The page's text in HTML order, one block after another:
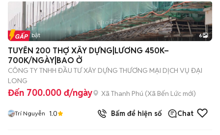
+2
Tin nổi bật 6
TUYỂN 200 THỢ XÂY DỰNG|LƯƠNG 450K–
700K/NGÀY|BAO Ở
CÔNG TY TNHH ĐẦU TƯ XÂY DỰNG THƯƠNG MẠI DỊCH VỤ ĐẠI
LONG
Đến 700.000 đ/ngày Xã Thanh Phú (Xã Bến Lức mới)
Trí Nguyễn 1.0 Bấm để hiện số Chat